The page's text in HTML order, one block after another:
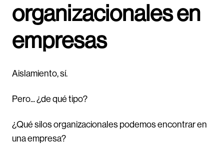
organizacionales en
empresas
Aislamiento, sí.
Pero... ¿de qué tipo?
¿Qué silos organizacionales podemos encontrar en
una empresa?